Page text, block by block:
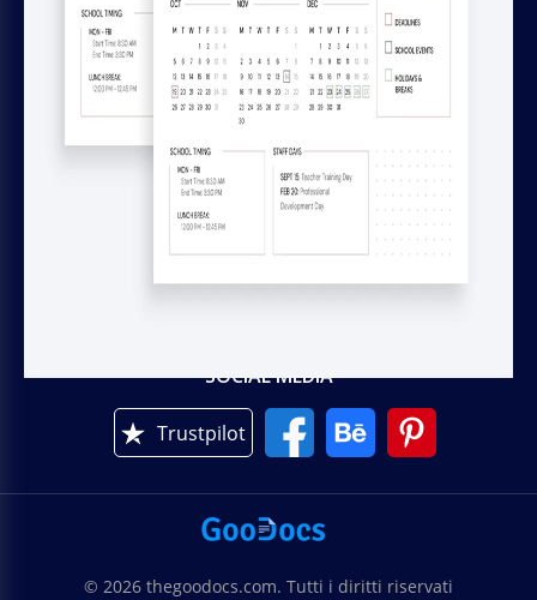
Règles de remboursement et d'abonnement
AIUTO
Chrome plugin
Contattaci
GOODOCS TEAM LTD
SOCIAL MEDIA
Trustpilot
© 2026 thegoodocs.com. Tutti i diritti riservati